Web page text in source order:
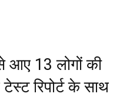
आए 13 लोगों की
रिपोर्ट के साथ